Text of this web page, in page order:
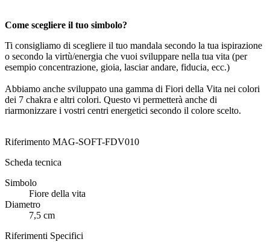
Come scegliere il tuo simbolo?
Ti consigliamo di scegliere il tuo mandala secondo la tua ispirazione
o secondo la virtù/energia che vuoi sviluppare nella tua vita (per
esempio concentrazione, gioia, lasciar andare, fiducia, ecc.)
Abbiamo anche sviluppato una gamma di Fiori della Vita nei colori
dei 7 chakra e altri colori. Questo vi permetterà anche di
riarmonizzare i vostri centri energetici secondo il colore scelto.
Riferimento MAG-SOFT-FDV010
Scheda tecnica
Simbolo
Fiore della vita
Diametro
7,5 cm
Riferimenti Specifici